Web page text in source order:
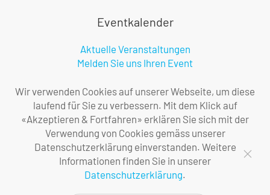
Eventkalender
Aktuelle Veranstaltungen
Melden Sie uns Ihren Event
Firma
Über uns
Ihre Ansprechpersonen
Wir verwenden Cookies auf unserer Webseite, um diese
laufend für Sie zu verbessern. Mit dem Klick auf
«Akzeptieren & Fortfahren» erklären Sie sich mit der
Verwendung von Cookies gemäss unserer
Datenschutzerklärung einverstanden. Weitere
Informationen finden Sie in unserer
Datenschutzerklärung.